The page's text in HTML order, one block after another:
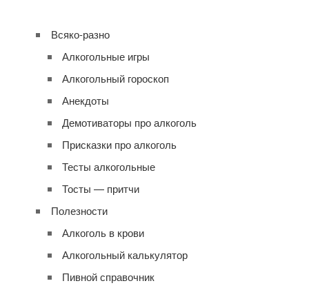
Всяко-разно
Алкогольные игры
Алкогольный гороскоп
Анекдоты
Демотиваторы про алкоголь
Присказки про алкоголь
Тесты алкогольные
Тосты — притчи
Полезности
Алкоголь в крови
Алкогольный калькулятор
Пивной справочник